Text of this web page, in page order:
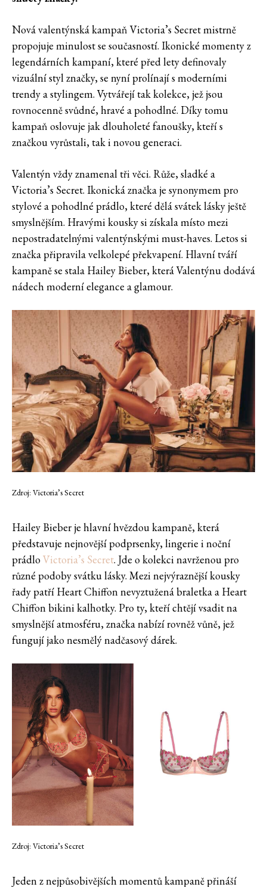
Nová valentýnská kampaň Victoria’s Secret mistrně
propojuje minulost se současností. Ikonické momenty z
legendárních kampaní, které před lety definovaly
vizuální styl značky, se nyní prolínají s moderními
trendy a stylingem. Vytvářejí tak kolekce, jež jsou
rovnocenně svůdné, hravé a pohodlné. Díky tomu
kampaň oslovuje jak dlouholeté fanoušky, kteří s
značkou vyrůstali, tak i novou generaci.
Valentýn vždy znamenal tři věci. Růže, sladké a
Victoria’s Secret. Ikonická značka je synonymem pro
stylové a pohodlné prádlo, které dělá svátek lásky ještě
smyslnějším. Hravými kousky si získala místo mezi
nepostradatelnými valentýnskými must-haves. Letos si
značka připravila velkolepé překvapení. Hlavní tváří
kampaně se stala Hailey Bieber, která Valentýnu dodává
nádech moderní elegance a glamour.
Zdroj: Victoria’s Secret
Hailey Bieber je hlavní hvězdou kampaně, která
představuje nejnovější podprsenky, lingerie i noční
prádloVictoria’s Secret. Jde o kolekci navrženou pro
různé podoby svátku lásky. Mezi nejvýraznější kousky
řady patří Heart Chiffon nevyztužená braletka a Heart
Chiffon bikini kalhotky. Pro ty, kteří chtějí vsadit na
smyslnější atmosféru, značka nabízí rovněž vůně, jež
fungují jako nesmělý nadčasový dárek.
Zdroj: Victoria’s Secret
Jeden z nejpůsobivějších momentů kampaně přináší